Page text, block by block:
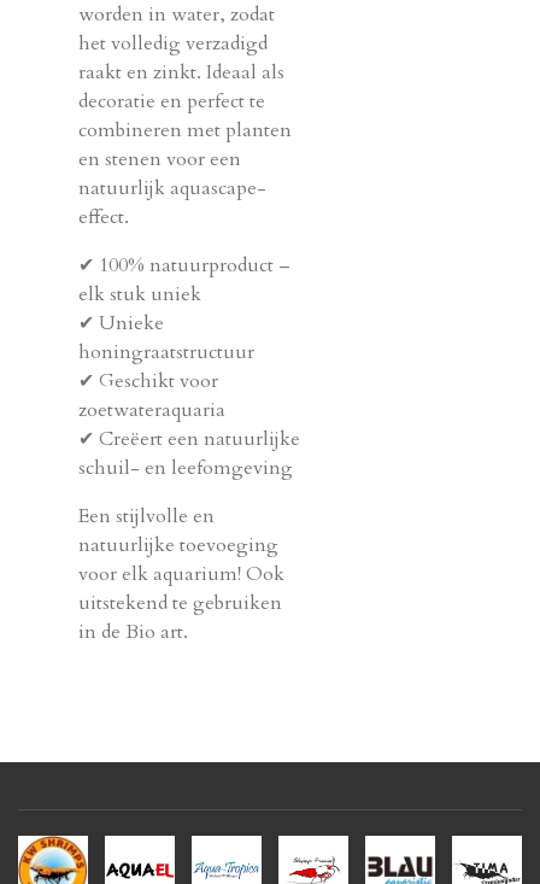
worden in water, zodat
het volledig verzadigd
raakt en zinkt. Ideaal als
decoratie en perfect te
combineren met planten
en stenen voor een
natuurlijk aquascape-
effect.
✔ 100% natuurproduct –
elk stuk uniek
✔ Unieke
honingraatstructuur
✔ Geschikt voor
zoetwateraquaria
✔ Creëert een natuurlijke
schuil- en leefomgeving
Een stijlvolle en
natuurlijke toevoeging
voor elk aquarium! Ook
uitstekend te gebruiken
in de Bio art.